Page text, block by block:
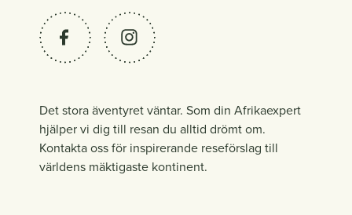
Det stora äventyret väntar. Som din Afrikaexpert
hjälper vi dig till resan du alltid drömt om.
Kontakta oss för inspirerande reseförslag till
världens mäktigaste kontinent.